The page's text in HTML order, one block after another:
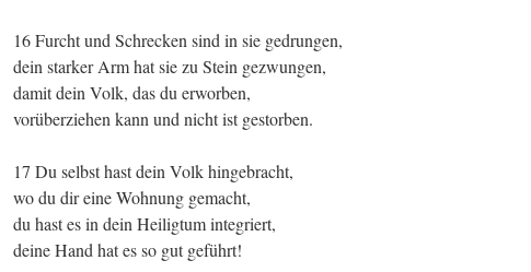
16 Furcht und Schrecken sind in sie gedrungen,
dein starker Arm hat sie zu Stein gezwungen,
damit dein Volk, das du erworben,
vorüberziehen kann und nicht ist gestorben.
17 Du selbst hast dein Volk hingebracht,
wo du dir eine Wohnung gemacht,
du hast es in dein Heiligtum integriert,
deine Hand hat es so gut geführt!